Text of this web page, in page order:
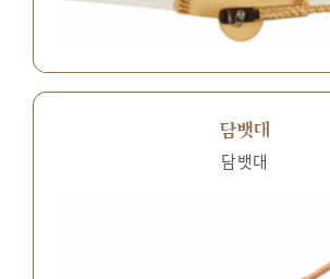
담뱃대
담뱃대